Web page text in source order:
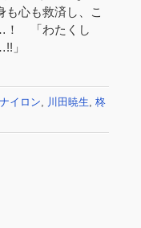
心も救済し、こ
！ 「わたくし
」
ナイロン, 川田暁生, 柊